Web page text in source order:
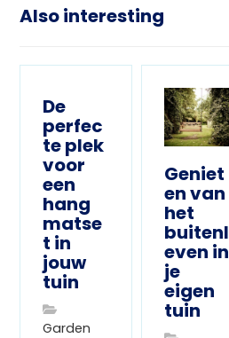
Also interesting
De
perfec
te plek
voor
een
hang
matse
t in
jouw
tuin
Garden
Geniet
en van
het
buitenl
even in
je
eigen
tuin